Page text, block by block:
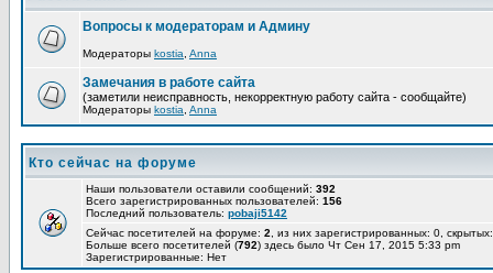
Вопросы к модераторам и Админу
Модераторы kostia Anna
Замечания в работе сайта
(заметили неисправность, некорректную работу сайта - сообщайте)
Модераторы kostia Anna
Кто сейчас на форуме
Наши пользователи оставили сообщений: 392
Всего зарегистрированных пользователей: 156
Последний пользователь: pobaji5142
Сейчас посетителей на форуме: 2 , из них зарегистрированных: 0,
Больше всего посетителей (792) здесь было Чт Сен 17, 2015 5:33 pm
Зарегистрированные: Нет